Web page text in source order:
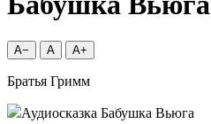
A− A A+
Братья Гримм